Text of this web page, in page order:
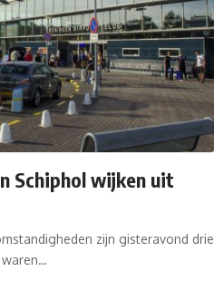
Schiphol wijken uit
zijn gisteravond drie